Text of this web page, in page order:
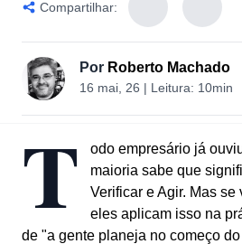
Compartilhar:
Por Roberto Machado
16 mai, 26 | Leitura: 10min
T
odo empresário já
maioria sabe que
Verificar e Agir. Mas
eles aplicam isso na
de "a gente planeja no começo